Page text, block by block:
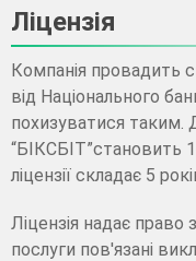
Ліцензія
Компанія провадить
від Національного
похизуватися таким.
“БІКСБІТ”становить
ліцензії складає 5
Ліцензія надає
послуги пов'язані